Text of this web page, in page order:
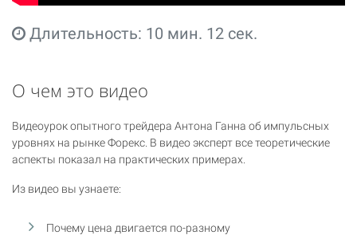
Длительность: 10 мин. 12 сек.
О чем это видео
Видеоурок опытного трейдера Антона Ганна об импульсных
уровнях на рынке Форекс. В видео эксперт все теоретические
аспекты показал на практических примерах.
Из видео вы узнаете:
Почему цена двигается по-разному